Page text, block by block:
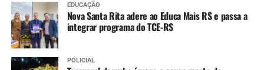
EDUCAÇÃO
Nova Santa Rita adere ao Educa Mais RS e passa a
integrar programa do TCE-RS
POLICIAL